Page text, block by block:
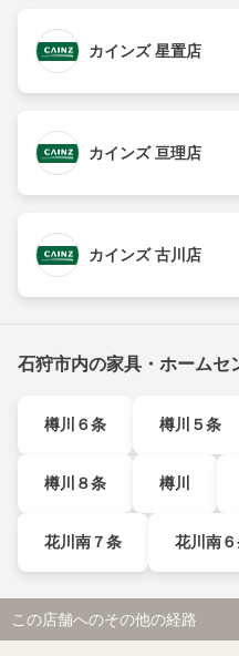
カインズ 星置店
カインズ 亘理店
カインズ 古川店
石狩市内の家具・ホームセ
樽川６条 樽川５条
樽川８条 樽川
花川南７条 花川南
この店舗へのその他の経路